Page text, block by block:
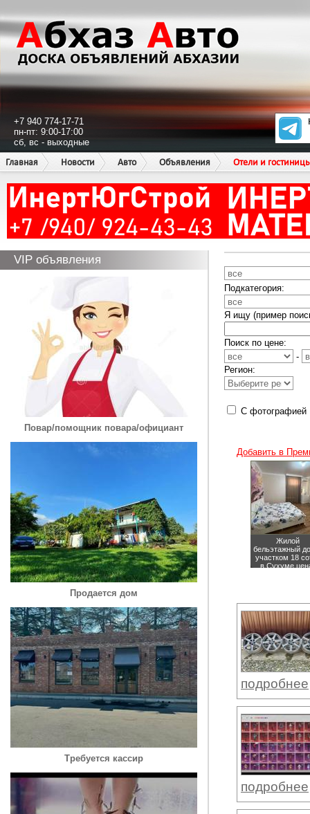
+7 940 774-17-71
пн-пт: 9:00-17:00
сб, вс - выходные
Главная
Новости Авто Объявления Отели и
VIP объявления
Повар/помощник повара/официант
Продается дом
Требуется кассир
Подкатегория:
Я ищу (пример
Поиск по цене:
-
Регион:
С фотографией
Добавить в
Жилой
бельэтажный
участком 18
в Сухуме
подробнее
подробнее